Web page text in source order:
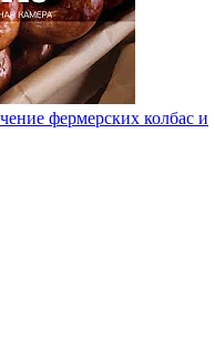
фермерских колбас и